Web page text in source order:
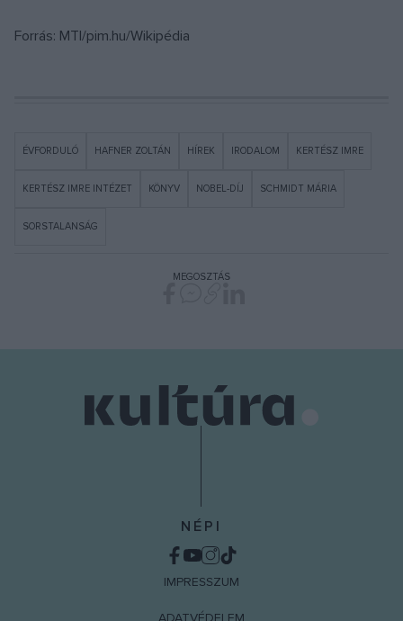
Forrás: MTI/pim.hu/Wikipédia
ÉVFORDULÓ HAFNER ZOLTÁN HÍREK IRODALOM KERTÉSZ IMRE
KERTÉSZ IMRE INTÉZET KÖNYV NOBEL-DÍJ SCHMIDT MÁRIA
SORSTALANSÁG
MEGOSZTÁS
NÉPI
IMPRESSZUM
ADATVÉDELEM